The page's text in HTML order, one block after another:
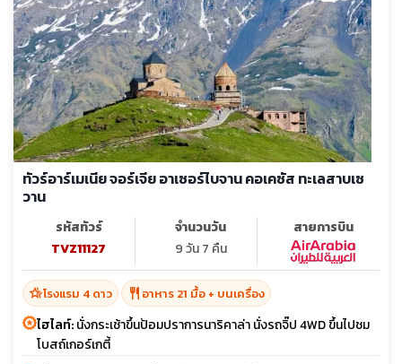
ทัวร์อาร์เมเนีย จอร์เจีย อาเซอร์ไบจาน คอเคซัส ทะเลสาบเซ
วาน
รหัสทัวร์
TVZ11127
จำนวนวัน
9 วัน 7 คืน
สายการบิน
hotel_classโรงแรม 4 ดาว restaurant อาหาร 21 มื้อ + บนเครื่อง
ไฮไลท์:นั่งกระเช้าขึ้นป้อมปราการนาริคาล่า นั่งรถจิ๊ป 4WD ขึ้นไปชม
โบสถ์เกอร์เกตี้